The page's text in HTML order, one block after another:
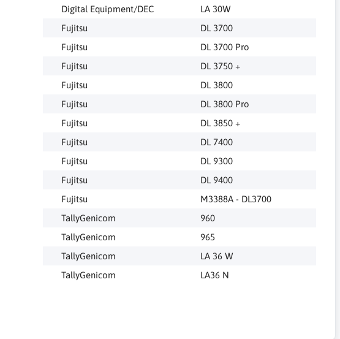
Digital Equipment/DEC
LA 30W
Fujitsu
DL 3700
Fujitsu
DL 3700 Pro
Fujitsu
DL 3750 +
Fujitsu
DL 3800
Fujitsu
DL 3800 Pro
Fujitsu
DL 3850 +
Fujitsu
DL 7400
Fujitsu
DL 9300
Fujitsu
DL 9400
Fujitsu
M3388A - DL3700
TallyGenicom
960
TallyGenicom
965
TallyGenicom
LA 36 W
TallyGenicom
LA36 N